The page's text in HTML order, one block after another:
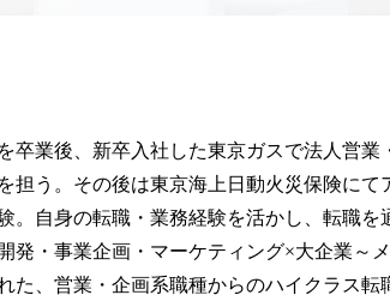
卒業後、新卒入社した東京ガスで法人営業
担う。その後は東京海上日動火災保険に
。自身の転職・業務経験を活かし、転職
発・事業企画・マーケティング×大企業～
た、営業・企画系職種からのハイクラス転